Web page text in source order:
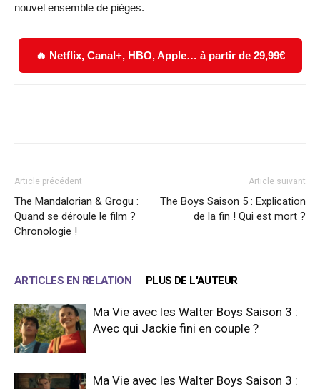
nouvel ensemble de pièges.
🔥 Netflix, Canal+, HBO, Apple… à partir de 29,99€
Article précédent
The Mandalorian & Grogu :
Quand se déroule le film ?
Chronologie !
Article suivant
The Boys Saison 5 : Explication
de la fin ! Qui est mort ?
ARTICLES EN RELATION PLUS DE L'AUTEUR
Ma Vie avec les Walter Boys Saison 3 :
Avec qui Jackie fini en couple ?
Ma Vie avec les Walter Boys Saison 3 :